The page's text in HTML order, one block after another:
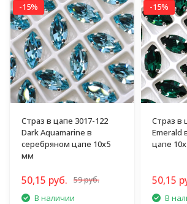
-15%
Страз в цапе 3017-122
Dark Aquamarine в
серебряном цапе 10х5
мм
50,15 руб. 59 руб.
В наличии
-15%
Страз в
Emerald
цапе
50,15
В